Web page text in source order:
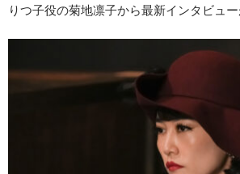
りつ子役の菊地凛子から最新インタビュー